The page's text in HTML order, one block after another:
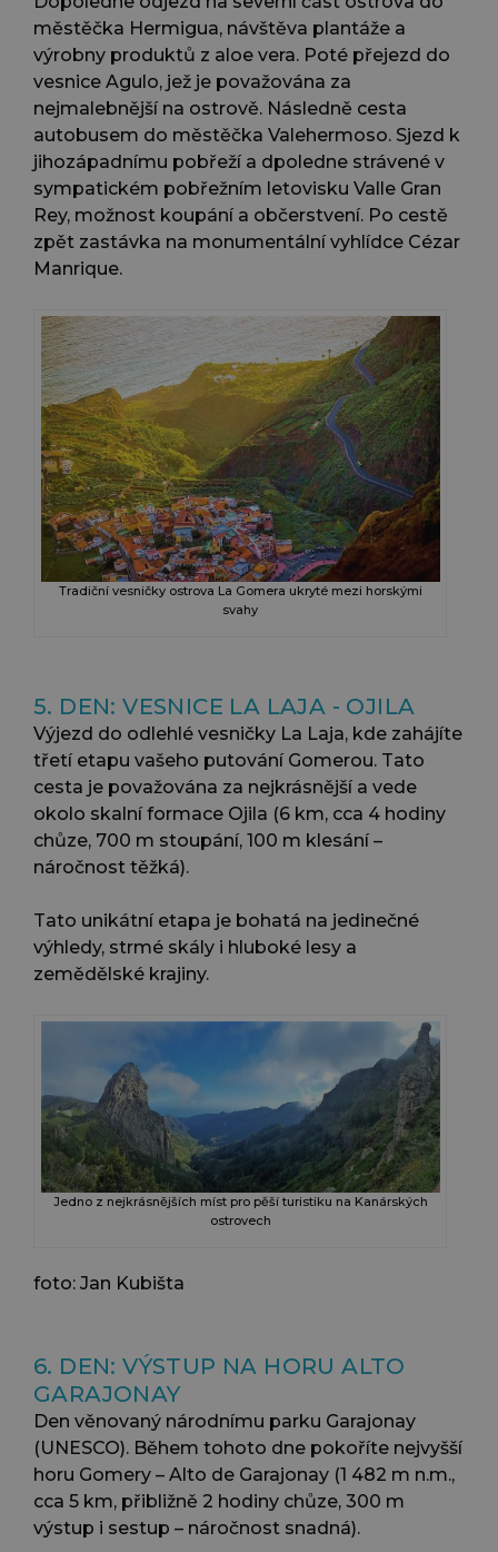
městěčka Hermigua, návštěva plantáže a
výrobny produktů z aloe vera. Poté přejezd do
vesnice Agulo, jež je považována za
nejmalebnější na ostrově. Následně cesta
autobusem do městěčka Valehermoso. Sjezd k
jihozápadnímu pobřeží a dpoledne strávené v
sympatickém pobřežním letovisku Valle Gran
Rey, možnost koupání a občerstvení. Po cestě
zpět zastávka na monumentální vyhlídce Cézar
Manrique.
Tradiční vesničky ostrova La Gomera ukryté mezi horskými
svahy
5. DEN: VESNICE LA LAJA - OJILA
Výjezd do odlehlé vesničky La Laja, kde zahájíte
třetí etapu vašeho putování Gomerou. Tato
cesta je považována za nejkrásnější a vede
okolo skalní formace Ojila (6 km, cca 4 hodiny
chůze, 700 m stoupání, 100 m klesání –
náročnost těžká).
Tato unikátní etapa je bohatá na jedinečné
výhledy, strmé skály i hluboké lesy a
zemědělské krajiny.
Jedno z nejkrásnějších míst pro pěší turistiku na Kanárských
ostrovech
foto: Jan Kubišta
6. DEN: VÝSTUP NA HORU ALTO
GARAJONAY
Den věnovaný národnímu parku Garajonay
(UNESCO). Během tohoto dne pokoříte nejvyšší
horu Gomery – Alto de Garajonay (1 482 m n.m.,
cca 5 km, přibližně 2 hodiny chůze, 300 m
výstup i sestup – náročnost snadná).